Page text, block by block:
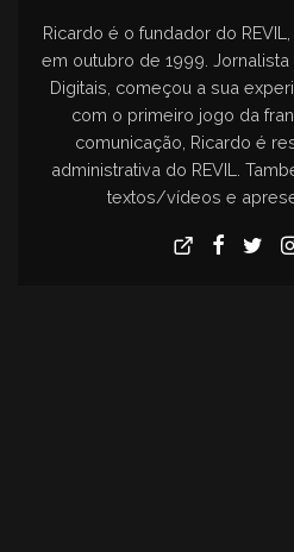
Ricardo é o fundador do
em outubro de 1999.
Digitais, começou a sua
com o primeiro jogo da
comunicação, Ricardo é
administrativa do REVIL.
textos/vídeos e